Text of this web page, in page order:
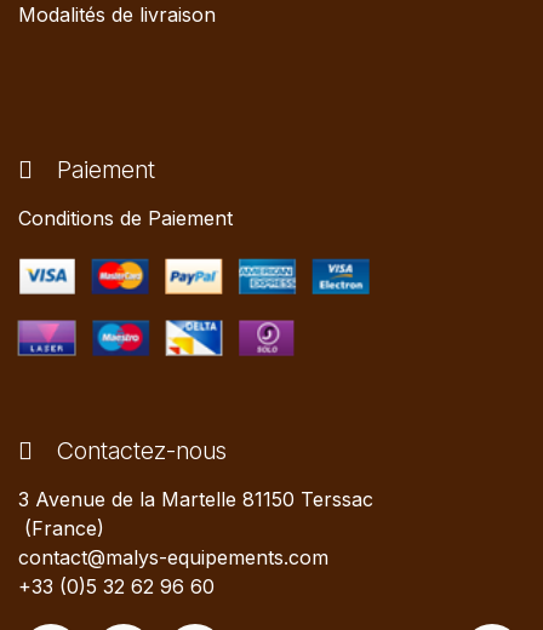
Modalités de livraison
Paiement
Conditions de Paiement
Contactez-nous
3 Avenue de la Martelle 81150 Terssac
(France)
contact@malys-equipements.com
+33 (0)5 32 62 96 60